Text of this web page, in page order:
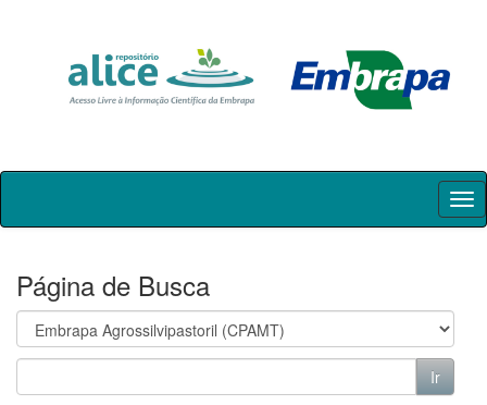
Skip
Página de Busca